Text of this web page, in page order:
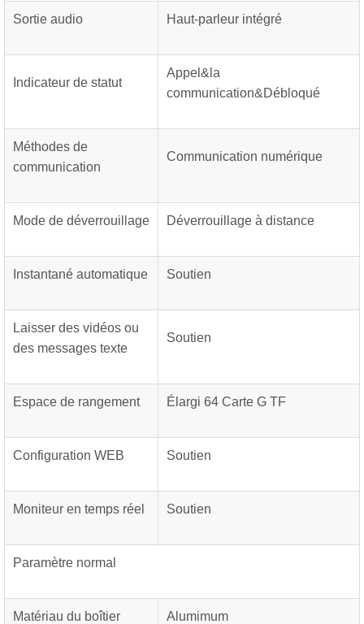
Sortie audio Haut-parleur intégré
Indicateur de statut
Appel&la
communication&Débloqué
Méthodes de
communication
Communication numérique
Mode de déverrouillage Déverrouillage à distance
Instantané automatique Soutien
Laisser des vidéos ou
des messages texte
Soutien
Espace de rangement Élargi 64 Carte G TF
Configuration WEB Soutien
Moniteur en temps réel Soutien
Paramètre normal
Matériau du boîtier Alumimum